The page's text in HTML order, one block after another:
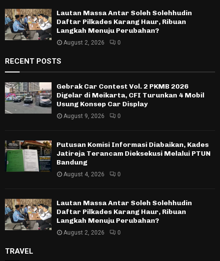
Lautan Massa Antar Soleh Solehhudin
Daftar Pilkades Karang Haur, Ribuan
Langkah Menuju Perubahan?
August 2, 2026 0
RECENT POSTS
Gebrak Car Contest Vol. 2 PKMB 2026
Digelar di Meikarta, CFI Turunkan 4 Mobil
Usung Konsep Car Display
August 9, 2026 0
Putusan Komisi Informasi Diabaikan, Kades
Jatireja Terancam Dieksekusi Melalui PTUN
Bandung
August 4, 2026 0
Lautan Massa Antar Soleh Solehhudin
Daftar Pilkades Karang Haur, Ribuan
Langkah Menuju Perubahan?
August 2, 2026 0
TRAVEL